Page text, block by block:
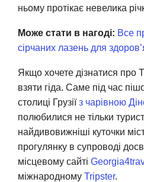
ньому протікає невелика
Може стати в нагоді: Все
сірчаних лазень для
Якщо хочете дізнатися про
взяти гіда. Саме під час
столиці Грузіїз чарівною
полюбилися не тільки
найдивовижніші куточки
прогулянку в супроводі
місцевому сайті
міжнародному Tripster.